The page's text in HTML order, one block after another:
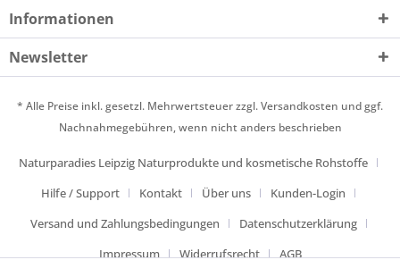
Informationen
Newsletter
* Alle Preise inkl. gesetzl. Mehrwertsteuer zzgl.Versandkosten und ggf.
Nachnahmegebühren, wenn nicht anders beschrieben
Naturparadies Leipzig Naturprodukte und kosmetische Rohstoffe
Hilfe / Support
Kontakt Über uns
Kunden-Login
Versand und Zahlungsbedingungen
Datenschutzerklärung
Impressum
Widerrufsrecht AGB